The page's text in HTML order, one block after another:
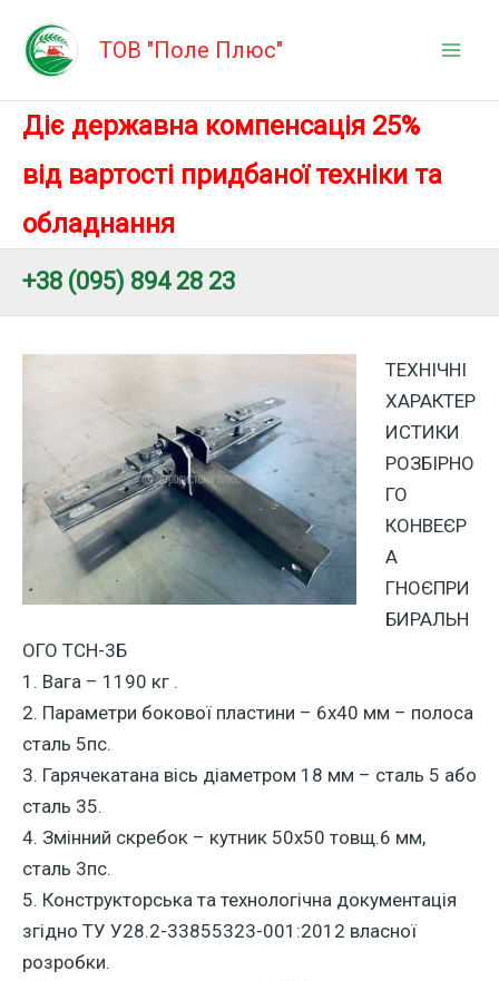
вмісту
ТОВ "Поле Плюс"
Діє державна компенсація 25%
від вартості придбаної техніки та
обладнання
+38 (095) 894 28 23
ТЕХНІЧНІ
ХАРАКТЕР
ИСТИКИ
РОЗБІРНО
ГО
КОНВЕЄР
А
ГНОЄПРИ
БИРАЛЬН
ОГО ТСН-3Б
1. Вага – 1190 кг .
2. Параметри бокової пластини – 6х40 мм – полоса
сталь 5пс.
3. Гарячекатана вісь діаметром 18 мм – сталь 5 або
сталь 35.
4. Змінний скребок – кутник 50х50 товщ.6 мм,
сталь 3пс.
5. Конструкторська та технологічна документація
згідно ТУ У28.2-33855323-001:2012 власної
розробки.